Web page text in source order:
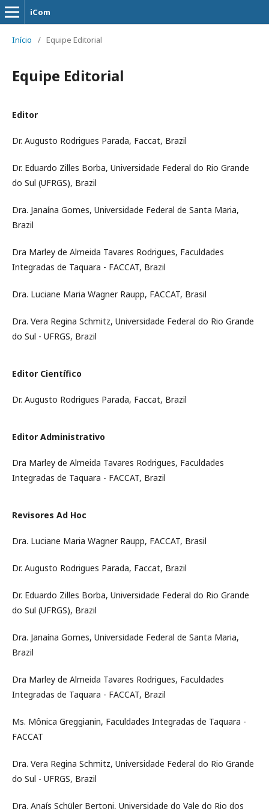
iCom
Início / Equipe Editorial
Equipe Editorial
Editor
Dr. Augusto Rodrigues Parada, Faccat, Brazil
Dr. Eduardo Zilles Borba, Universidade Federal do Rio Grande
do Sul (UFRGS), Brazil
Dra. Janaína Gomes, Universidade Federal de Santa Maria,
Brazil
Dra Marley de Almeida Tavares Rodrigues, Faculdades
Integradas de Taquara - FACCAT, Brazil
Dra. Luciane Maria Wagner Raupp, FACCAT, Brasil
Dra. Vera Regina Schmitz, Universidade Federal do Rio Grande
do Sul - UFRGS, Brazil
Editor Científico
Dr. Augusto Rodrigues Parada, Faccat, Brazil
Editor Administrativo
Dra Marley de Almeida Tavares Rodrigues, Faculdades
Integradas de Taquara - FACCAT, Brazil
Revisores Ad Hoc
Dra. Luciane Maria Wagner Raupp, FACCAT, Brasil
Dr. Augusto Rodrigues Parada, Faccat, Brazil
Dr. Eduardo Zilles Borba, Universidade Federal do Rio Grande
do Sul (UFRGS), Brazil
Dra. Janaína Gomes, Universidade Federal de Santa Maria,
Brazil
Dra Marley de Almeida Tavares Rodrigues, Faculdades
Integradas de Taquara - FACCAT, Brazil
Ms. Mônica Greggianin, Faculdades Integradas de Taquara -
FACCAT
Dra. Vera Regina Schmitz, Universidade Federal do Rio Grande
do Sul - UFRGS, Brazil
Dra. Anaís Schüler Bertoni, Universidade do Vale do Rio dos